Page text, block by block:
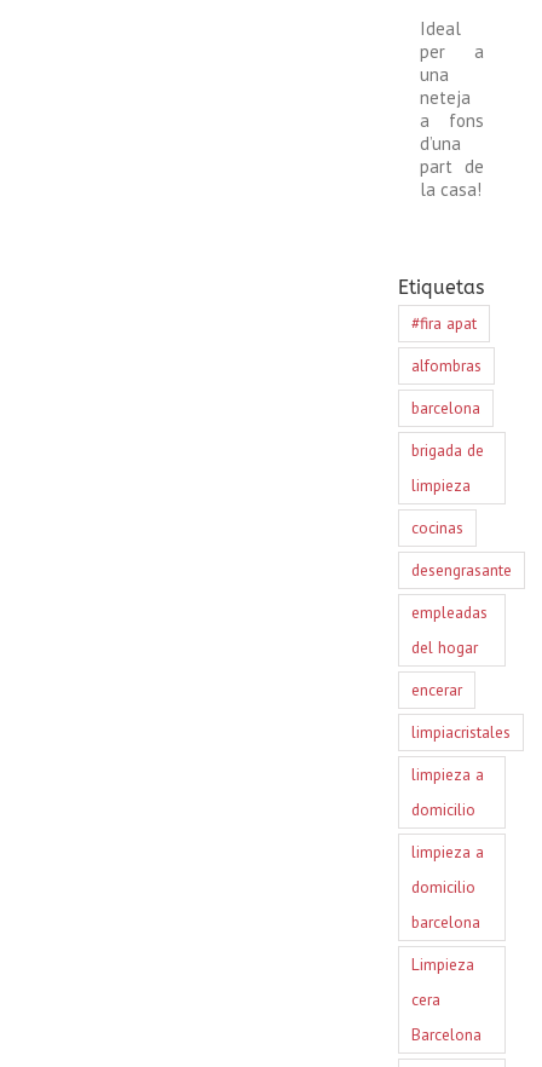
Ideal
per a
una
neteja
a fons
d’una
part de
la casa!
Etiquetas
#fira apat
alfombras
barcelona
brigada de
limpieza
cocinas
desengrasante
empleadas
del hogar
encerar
limpiacristales
limpieza a
domicilio
limpieza a
domicilio
barcelona
Limpieza
cera
Barcelona